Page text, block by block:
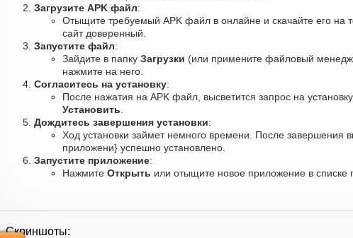
Загрузите APK файл:
Отыщите требуемый APK файл в онлайне и скачайте его на
сайт доверенный.
Запустите файл:
Зайдите в папку Загрузки (или примените файловый
нажмите на него.
Согласитесь на установку:
После нажатия на APK файл, высветится запрос на
Установить
Дождитесь завершения установки:
Ход установки займет немного времени. После завершения
приложени} успешно установлено.
Запустите приложение:
Нажмите Открыть или отыщите новое приложение в списке
Скриншоты: